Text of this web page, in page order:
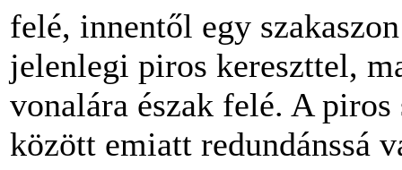
felé, innentől egy
jelenlegi piros kereszttel,
vonalára észak felé. A
között emiatt redundánssá